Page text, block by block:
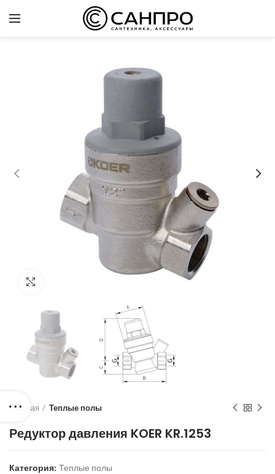
Главная Теплые полы
Редуктор давления KOER KR.1253
Категория: Теплые полы